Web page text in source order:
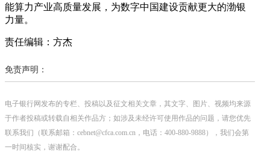
能算力产业高质量发展，为数字中国建设贡献更大的渤银
力量。
责任编辑：方杰
免责声明：
电子银行网发布的专栏、投稿以及征文相关文章，其文字、图片、视频均来源
于作者投稿或转载自相关作品方；如涉及未经许可使用作品的问题，请您优先
联系我们（联系邮箱：cebnet@cfca.com.cn，电话：400-880-9888），我们会第
一时间核实，谢谢配合。